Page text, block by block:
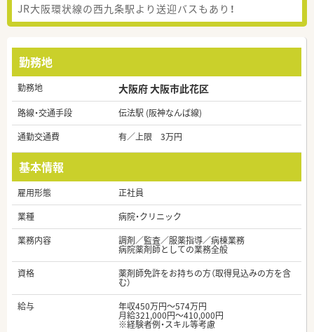
JR大阪環状線の西九条駅より送迎バスもあり！
勤務地
勤務地 大阪府 大阪市此花区
路線・交通手段
伝法駅 (阪神なんば線)
通勤交通費
有／上限 3万円
基本情報
雇用形態
正社員
業種
病院・クリニック
業務内容
調剤／監査／服薬指導／病棟業務
病院薬剤師としての業務全般
資格
薬剤師免許をお持ちの方（取得見込みの方を含
む）
給与
年収450万円～574万円
月給321,000円～410,000円
※経験者例・スキル等考慮